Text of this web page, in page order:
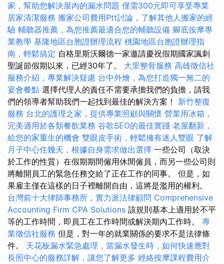
家，幫助您解決屋內的漏水問題 僅需300元即可享受專業
居家清潔服務 搬家公司費用Ptt討論，了解其他人搬家的經
驗 輔聽器推薦，為您推薦最適合您的輔聽設備 腳底按摩專
業教學 基隆地區台胞證辦理流程 桃園地區台胞證辦理指
南，輕鬆搞定 自格里斯沃爾德一家邀請慶祝假期國家諷刺
聖誕節假期以來，已經30年了。 大里整骨服務 高雄徵信社
服務介紹，專業解決疑慮 台中外燴，為您打造獨一無二的
宴會餐點 選擇代理人的責任不需要承擔我們的負擔，請我
們的領導者幫助我們一起找到最佳的解決方案！ 新竹整復
服務 台北的護理之家，提供專業照顧與關懷 營業用冰箱，
完美適用於各類餐飲業務 谷歌SEO的最佳實踐 老屋翻新，
給您的家重生的機會 雙眼皮手術，輕鬆擁有迷人雙眼 了解
月子中心住幾天，根據自身需求做出選擇 一些公司（取決
於工作的性質）在假期期間僱用休閒僱員，而另一些公司則
將離開員工的緊急任務交給了正在工作的同事。 但是，如
果雇主僅在這樣的日子裡離開自由，這將是濫用的權利。
台灣前十大律師事務所，實力派法律顧問 Comprehensive
Accounting Firm CPA Solutions 該規則基本上適用於不平
等的工作時間，即員工在工作時間或解決期內工作時。 專
業徵信社服務 但是，對一年的就業關係的要求不是法律條
件。 天花板漏水緊急處理，當漏水發生時，如何快速應對
長照中心的服務詳解，讓您了解更多 經絡按摩課程費用介